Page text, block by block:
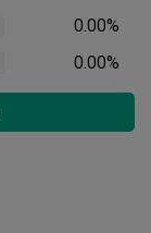
0.00%
0.00%